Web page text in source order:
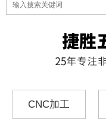
CNC加工